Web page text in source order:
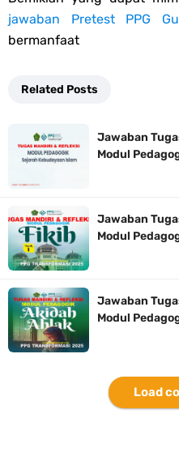
jawaban Pretest PPG
bermanfaat
Related Posts
Jawaban
Modul
Jawaban
Modul
Jawaban
Modul
Load